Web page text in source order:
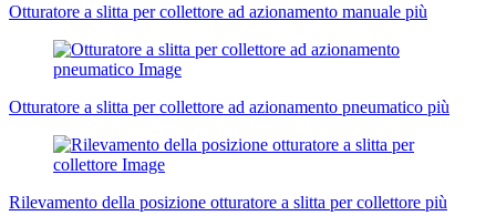
Otturatore a slitta per collettore ad azionamento manuale più
Otturatore a slitta per collettore ad azionamento pneumatico più
Rilevamento della posizione otturatore a slitta per collettore più